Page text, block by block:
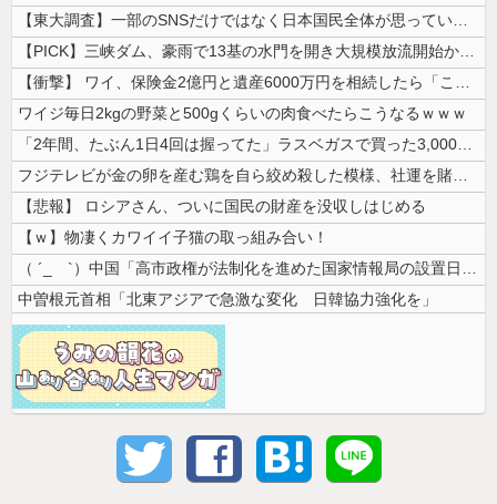
【東大調査】一部のSNSだけではなく日本国民全体が思っていた「外国人受...
【PICK】三峡ダム、豪雨で13基の水門を開き大規模放流開始か 下流の...
【衝撃】 ワイ、保険金2億円と遺産6000万円を相続したら「こう」なっ...
ワイジ毎日2kgの野菜と500gくらいの肉食べたらこうなるｗｗｗ
「2年間、たぶん1日4回は握ってた」ラスベガスで買った3,000円のキ...
フジテレビが金の卵を産む鶏を自ら絞め殺した模様、社運を賭けたドル箱コン...
【悲報】 ロシアさん、ついに国民の財産を没収しはじめる
【ｗ】物凄くカワイイ子猫の取っ組み合い！
（ ´_ゝ`）中国「高市政権が法制化を進めた国家情報局の設置日が7月3...
中曽根元首相「北東アジアで急激な変化 日韓協力強化を」